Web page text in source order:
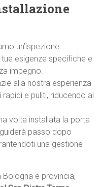
un’ispezione
esigenze specifiche e
impegno.
alla nostra esperienza
e puliti, riducendo al
volta installata la porta
passo dopo
una gestione
e provincia,